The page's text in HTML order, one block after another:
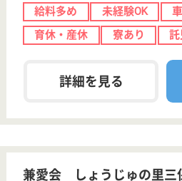
介護転職お悩み相談室
転職事例